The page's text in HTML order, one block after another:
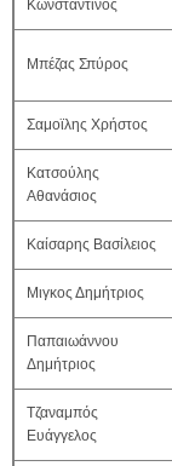
Κωνσταντίνος
Μπέζας Σπύρος
Σαμοϊλης Χρήστος
Κατσούλης
Αθανάσιος
Καίσαρης Βασίλειος
Μιγκος Δημήτριος
Παπαιωάννου
Δημήτριος
Τζαναμπός
Ευάγγελος